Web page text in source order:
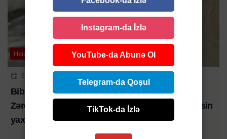
Hadisə
6 AVQ 2026 | 21:01
Bibim həkim səhlənkarlığının qurbanı oldu-
Zərdabda baş verən ağır yol qəzasında ölən şəxsin
yaxını şikayət edib-VİDEO
Instagram-da İzlə
YouTube-da Abunə Ol
Telegram-da Qoşul
TikTok-da İzlə